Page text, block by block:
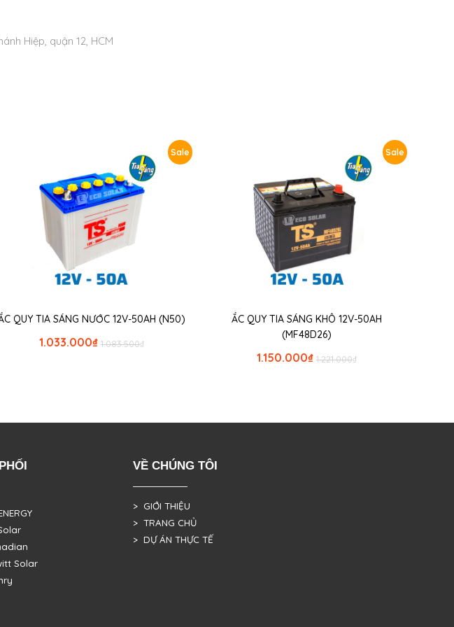
Hiệp, quận 12, HCM
Sale
QUY TIA SÁNG NƯỚC 12V-50AH (N50)
₫
1.083.500
₫
1.033.000
Sale
ẮC QUY TIA SÁNG KHÔ 12V-50AH
(MF48D26)
₫
1.221.000
₫
1.150.000
Solar
VỀ CHÚNG TÔI
> GIỚI THIỆU
> TRANG CHỦ
> DỰ ÁN THỰC TẾ